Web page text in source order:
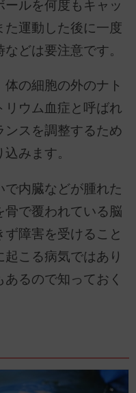
ルを何度もキャッ
た運動した後に一度
どは要注意です。
の細胞の外のナト
リウム血症と呼ばれ
ンスを調整するため
みます。
内臓などが腫れた
で覆われている脳
障害を受けること
こる病気ではあり
るので知っておく